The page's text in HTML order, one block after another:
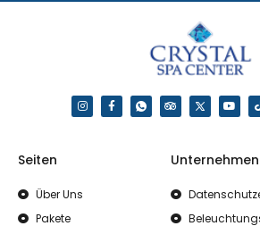
Seiten
Über Uns
Pakete
Unternehmen